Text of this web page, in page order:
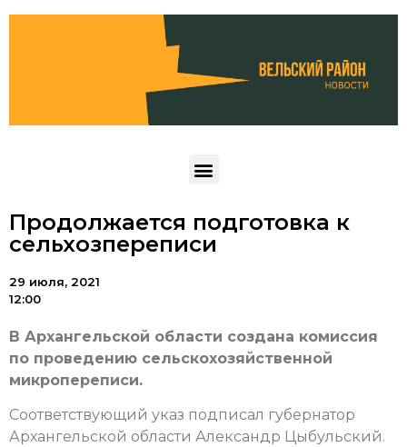
Продолжается подготовка к
сельхозпереписи
29 июля, 2021
12:00
В Архангельской области создана комиссия
по проведению сельскохозяйственной
микропереписи.
Соответствующий указ подписал губернатор
Архангельской области Александр Цыбульский.